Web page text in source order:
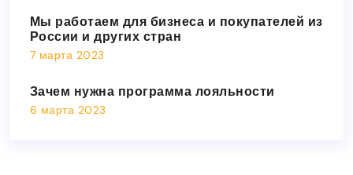
Мы работаем для бизнеса и покупателей из
России и других стран
7 марта 2023
Зачем нужна программа лояльности
6 марта 2023